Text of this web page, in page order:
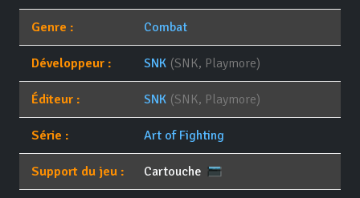
Genre : Combat
Développeur : SNK (SNK, Playmore)
Éditeur : SNK (SNK, Playmore)
Série : Art of Fighting
Support du jeu : Cartouche